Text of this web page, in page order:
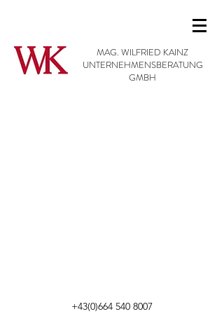
MAG. WILFRIED KAINZ
UNTERNEHMENSBERATUNG
GMBH
+43(0)664 540 8007